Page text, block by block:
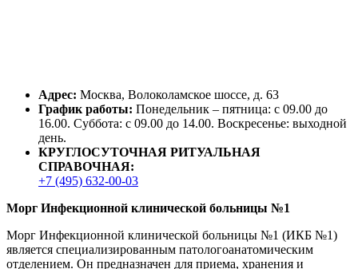
Адрес: Москва, Волоколамское шоссе, д. 63
График работы: Понедельник – пятница: с 09.00 до
16.00. Суббота: с 09.00 до 14.00. Воскресенье: выходной
день.
КРУГЛОСУТОЧНАЯ РИТУАЛЬНАЯ
СПРАВОЧНАЯ:
+7 (495) 632-00-03
Морг Инфекционной клинической больницы №1
Морг Инфекционной клинической больницы №1 (ИКБ №1)
является специализированным патологоанатомическим
отделением. Он предназначен для приема, хранения и